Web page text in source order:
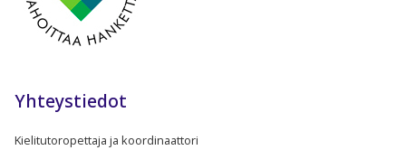
Yhteystiedot
Kielitutoropettaja ja koordinaattori